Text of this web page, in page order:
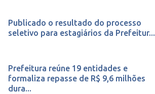
Publicado o resultado do processo
seletivo para estagiários da Prefeitur...
Prefeitura reúne 19 entidades e
formaliza repasse de R$ 9,6 milhões
dura...